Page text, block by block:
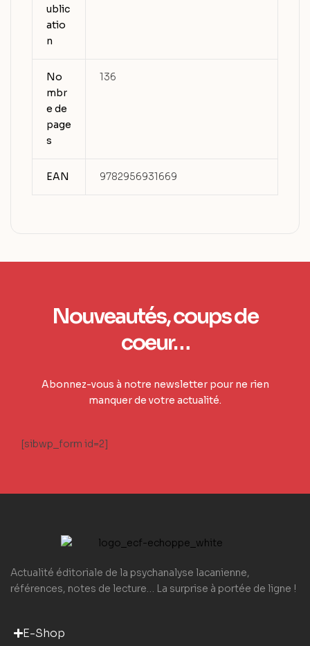
ublic
atio
n
No
mbr
e de
page
s
136
EAN 9782956931669
Nouveautés, coups de
coeur…
Abonnez-vous à notre newsletter pour ne rien
manquer de votre actualité.
[sibwp_form id=2]
Actualité éditoriale de la psychanalyse lacanienne,
références, notes de lecture… La surprise à portée de ligne !
E-Shop